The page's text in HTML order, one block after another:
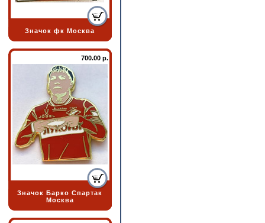
Значок фк Москва
700.00 р.
Значок Барко Спартак
Москва